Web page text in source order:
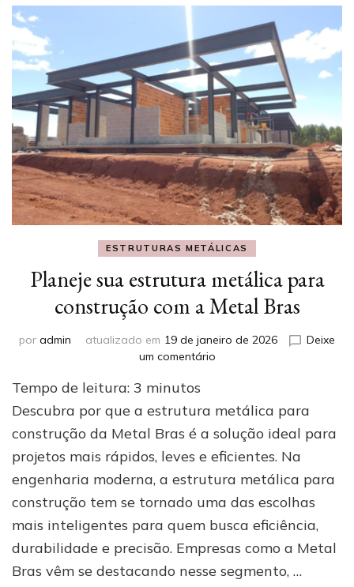
ESTRUTURAS METÁLICAS
Planeje sua estrutura metálica para
construção com a Metal Bras
por admin atualizado em 19 de janeiro de 2026
Deixe
um comentárioem
estrutura
para
construção
a
Metal
Bras
Tempo de leitura: 3 minutos
Descubra por que a estrutura metálica para
construção da Metal Bras é a solução ideal para
projetos mais rápidos, leves e eficientes. Na
engenharia moderna, a estrutura metálica para
construção tem se tornado uma das escolhas
mais inteligentes para quem busca eficiência,
durabilidade e precisão. Empresas como a Metal
Bras vêm se destacando nesse segmento, …